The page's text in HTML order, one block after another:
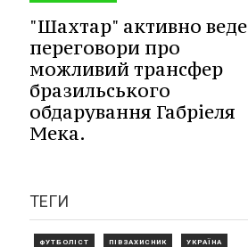
"Шахтар" активно веде
переговори про
можливий трансфер
бразильського
обдарування Габріеля
Мека.
ТЕГИ
ФУТБОЛІСТ ПІВЗАХИСНИК УКРАЇНА